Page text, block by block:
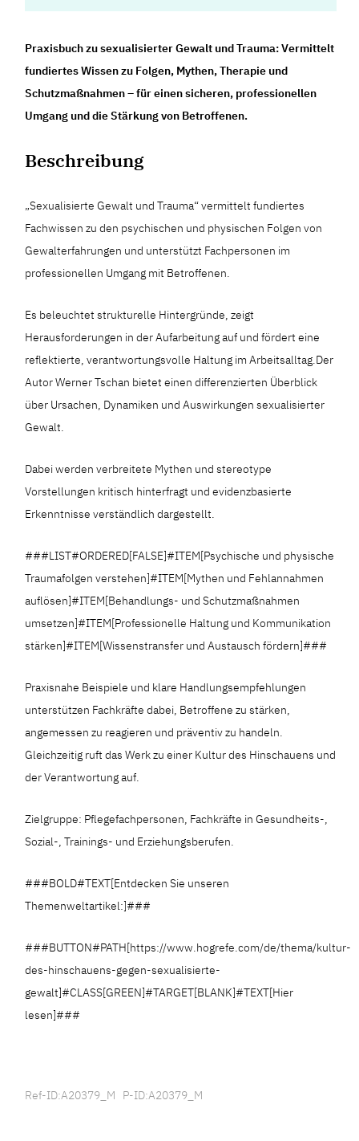
Praxisbuch zu sexualisierter Gewalt und Trauma: Vermittelt
fundiertes Wissen zu Folgen, Mythen, Therapie und
Schutzmaßnahmen – für einen sicheren, professionellen
Umgang und die Stärkung von Betroffenen.
Beschreibung
„Sexualisierte Gewalt und Trauma“ vermittelt fundiertes
Fachwissen zu den psychischen und physischen Folgen von
Gewalterfahrungen und unterstützt Fachpersonen im
professionellen Umgang mit Betroffenen.
Es beleuchtet strukturelle Hintergründe, zeigt
Herausforderungen in der Aufarbeitung auf und fördert eine
reflektierte, verantwortungsvolle Haltung im Arbeitsalltag.Der
Autor Werner Tschan bietet einen differenzierten Überblick
über Ursachen, Dynamiken und Auswirkungen sexualisierter
Gewalt.
Dabei werden verbreitete Mythen und stereotype
Vorstellungen kritisch hinterfragt und evidenzbasierte
Erkenntnisse verständlich dargestellt.
###LIST#ORDERED[FALSE]#ITEM[Psychische und physische
Traumafolgen verstehen]#ITEM[Mythen und Fehlannahmen
auflösen]#ITEM[Behandlungs- und Schutzmaßnahmen
umsetzen]#ITEM[Professionelle Haltung und Kommunikation
stärken]#ITEM[Wissenstransfer und Austausch fördern]###
Praxisnahe Beispiele und klare Handlungsempfehlungen
unterstützen Fachkräfte dabei, Betroffene zu stärken,
angemessen zu reagieren und präventiv zu handeln.
Gleichzeitig ruft das Werk zu einer Kultur des Hinschauens und
der Verantwortung auf.
Zielgruppe: Pflegefachpersonen, Fachkräfte in Gesundheits-,
Sozial-, Trainings- und Erziehungsberufen.
###BOLD#TEXT[Entdecken Sie unseren
Themenweltartikel:]###
###BUTTON#PATH[https://www.hogrefe.com/de/thema/kultur-
des-hinschauens-gegen-sexualisierte-
gewalt]#CLASS[GREEN]#TARGET[BLANK]#TEXT[Hier
lesen]###
Ref-ID:A20379_M P-ID:A20379_M